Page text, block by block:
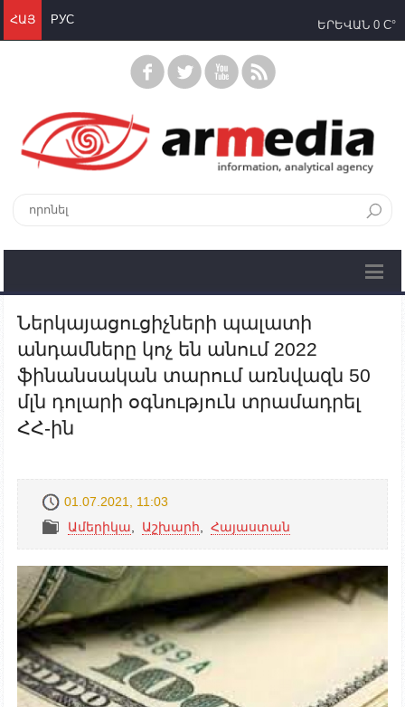
ՀԱՅ РУС ԵՐԵՎԱՆ 0 C°
Ներկայացուցիչների պալատի
անդամները կոչ են անում 2022
ֆինանսական տարում առնվազն 50
մլն դոլարի օգնություն տրամադրել
ՀՀ-ին
01.07.2021, 11:03
Ամերիկա
Աշխարհ Հայաստան